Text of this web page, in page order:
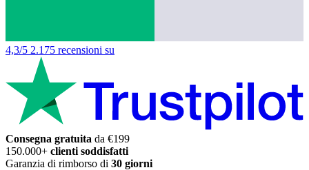
4,3/5 2.175 recensioni su
Consegna gratuita da €199
150.000+ clienti soddisfatti
Garanzia di rimborso di 30 giorni